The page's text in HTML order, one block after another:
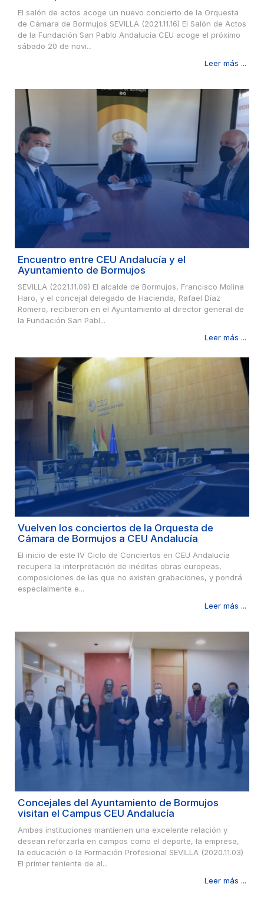
El salón de actos acoge un nuevo concierto de la Orquesta
de Cámara de Bormujos SEVILLA (2021.11.16) El Salón de Actos
de la Fundación San Pablo Andalucía CEU acoge el próximo
sábado 20 de novi...
Leer más ...
Encuentro entre CEU Andalucía y el
Ayuntamiento de Bormujos
SEVILLA (2021.11.09) El alcalde de Bormujos, Francisco Molina
Haro, y el concejal delegado de Hacienda, Rafael Díaz
Romero, recibieron en el Ayuntamiento al director general de
la Fundación San Pabl...
Leer más ...
Vuelven los conciertos de la Orquesta de
Cámara de Bormujos a CEU Andalucía
El inicio de este IV Ciclo de Conciertos en CEU Andalucía
recupera la interpretación de inéditas obras europeas,
composiciones de las que no existen grabaciones, y pondrá
especialmente e...
Leer más ...
Concejales del Ayuntamiento de Bormujos
visitan el Campus CEU Andalucía
Ambas instituciones mantienen una excelente relación y
desean reforzarla en campos como el deporte, la empresa,
la educación o la Formación Profesional SEVILLA (2020.11.03)
El primer teniente de al...
Leer más ...